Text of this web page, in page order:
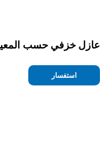
عازل خزفي حسب المعيار
استفسار